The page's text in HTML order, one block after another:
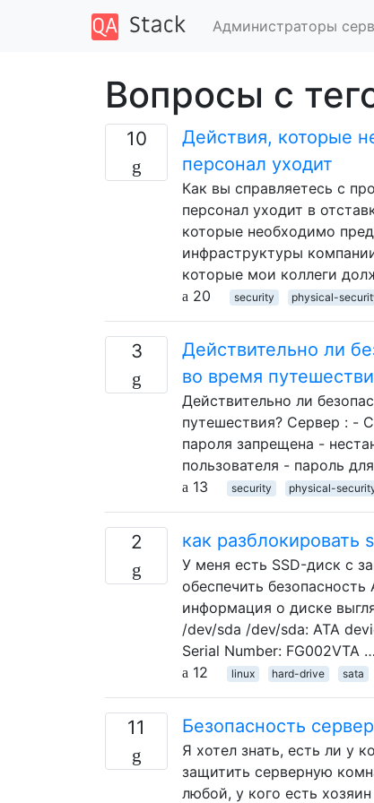
Администраторы
Вопросы с
10
Действия, которые
персонал уходит
Как вы справляетесь с
персонал уходит в
которые необходимо
инфраструктуры
которые мои коллеги
20
security physical-
3
Действительно ли
во время
Действительно ли
путешествия? Сервер : -
пароля запрещена -
пользователя - пароль
13
security physical-
2 как
У меня есть SSD-диск с
обеспечить
информация о диске
/dev/sda /dev/sda: ATA
Serial Number: FG002VTA …
12
linux hard-drive sata
11 Безопасность
Я хотел знать, есть ли у
защитить серверную
любой, у кого есть